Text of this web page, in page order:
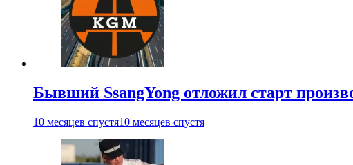
Бывший SsangYong отложил старт
10 месяцев спустя10 месяцев спустя